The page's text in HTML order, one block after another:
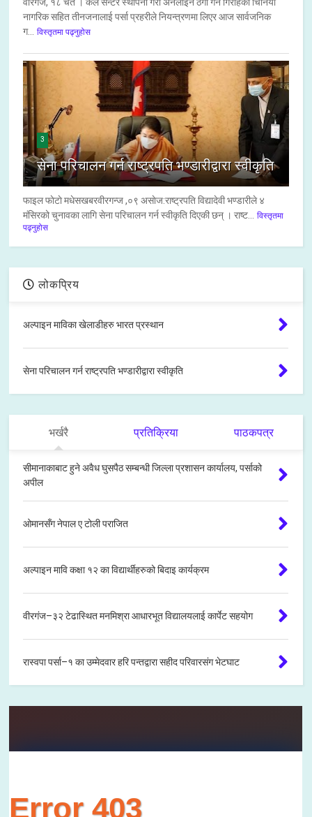
नागरिक सहित तीनजनालाई पर्सा प्रहरीले नियन्त्रणमा लिएर आज सार्वजनिक
ग...
विस्तृतमा पढ्नुहोस
3
सेना परिचालन गर्न राष्ट्रपति भण्डारीद्वारा स्वीकृति
फाइल फाेटाे मधेसखबरवीरगन्ज ,०९ असाेज:राष्ट्रपति विद्यादेवी भण्डारीले ४
मंसिरको चुनावका लागि सेना परिचालन गर्न स्वीकृति दिएकी छन् । राष्ट...
विस्तृतमा
पढ्नुहोस
लोकप्रिय
अल्पाइन माविका खेलाडीहरु भारत प्रस्थान
सेना परिचालन गर्न राष्ट्रपति भण्डारीद्वारा स्वीकृति
भर्खरै प्रतिक्रिया पाठकपत्र
सीमानाकाबाट हुने अवैध घुसपैठ सम्बन्धी जिल्ला प्रशासन कार्यालय, पर्साको
अपील
ओमानसँग नेपाल ए टोली पराजित
अल्पाइन मावि कक्षा १२ का विद्यार्थीहरुको बिदाइ कार्यक्रम
वीरगंज–३२ टेढास्थित मनमिश्रा आधारभूत विद्यालयलाई कार्पेट सहयोग
रास्वपा पर्सा–१ का उम्मेदवार हरि पन्तद्वारा सहीद परिवारसंग भेटघाट